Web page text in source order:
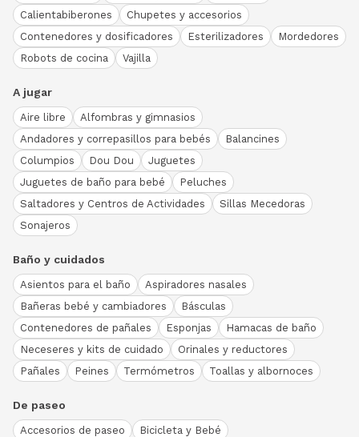
Calientabiberones
Chupetes y accesorios
Contenedores y dosificadores
Esterilizadores
Mordedores
Robots de cocina
Vajilla
A jugar
Aire libre
Alfombras y gimnasios
Andadores y correpasillos para bebés
Balancines
Columpios
Dou Dou
Juguetes
Juguetes de baño para bebé
Peluches
Saltadores y Centros de Actividades
Sillas Mecedoras
Sonajeros
Baño y cuidados
Asientos para el baño
Aspiradores nasales
Bañeras bebé y cambiadores
Básculas
Contenedores de pañales
Esponjas
Hamacas de baño
Neceseres y kits de cuidado
Orinales y reductores
Pañales
Peines Termómetros Toallas y albornoces
De paseo
Accesorios de paseo
Bicicleta y Bebé